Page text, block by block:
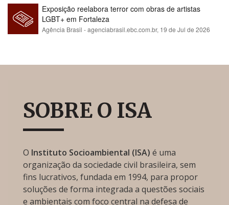
Exposição reelabora terror com obras de artistas
LGBT+ em Fortaleza
Agência Brasil - agenciabrasil.ebc.com.br, 19 de Jul de 2026
SOBRE O ISA
O Instituto Socioambiental (ISA) é uma
organização da sociedade civil brasileira, sem
fins lucrativos, fundada em 1994, para propor
soluções de forma integrada a questões sociais
e ambientais com foco central na defesa de